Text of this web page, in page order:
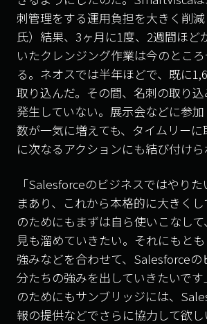
刺管理をする運用負担を大きく削
氏） 結果、 3ヶ月に1 度、 2週間ほど
いたクレンジング作業は今のとこ
る。ネオスでは半年ほどで、既に
取り込んだ。その間、名刺の取り
発生していない。展示会などに参
数が一気に増えても、タイムリーに
に次なるアクションにも結び付けら
「Salesforceのビジネスではやり
まあり、これから本格的に大きく
のためにもまずは自ら使いこなし
見も溜めていきたい。それにもと
強みなどを合わせて、 Salesforceの
分たちの強みを出していきたいで
のためにもサンブリッジには、
報の提供などでさらに協力して欲し